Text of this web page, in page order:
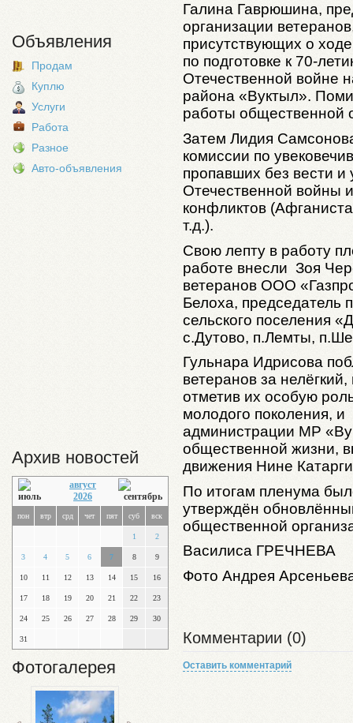
Объявления
Продам
Куплю
Услуги
Работа
Разное
Авто-объявления
Архив новостей
август
2026
пон втр срд чет пят суб вск
1 2
3 4 5 6 7 8 9
10 11 12 13 14 15 16
17 18 19 20 21 22 23
24 25 26 27 28 29 30
31
Фотогалерея
Галина Гаврюшина,
организации
присутствующих о
по подготовке к 70-
Отечественной войне
района «Вуктыл».
работы общественной
Затем Лидия
комиссии по
пропавших без вести
Отечественной войны
конфликтов
т.д.).
Свою лепту в работу
работе внесли Зоя
ветеранов ООО
Белоха, председатель
сельского поселения
с.Дутово, п.Лемты,
Гульнара Идрисова
ветеранов за
отметив их особую
молодого поколения,
администрации МР
общественной жизни,
движения Нине
По итогам пленума
утверждён
общественной
Василиса ГРЕЧНЕВА
Фото Андрея
Комментарии (0)
Оставить комментарий